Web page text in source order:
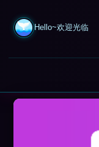
Hello~欢迎光临